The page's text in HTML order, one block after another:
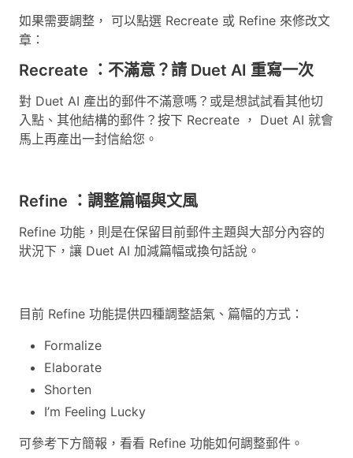
如果需要調整， 可以點選 Recreate 或 Refine 來修改文
章：
Recreate ：不滿意？請 Duet AI 重寫一次
對 Duet AI 產出的郵件不滿意嗎？或是想試試看其他切
入點、其他結構的郵件？按下 Recreate ， Duet AI 就會
馬上再產出一封信給您。
Refine ：調整篇幅與文風
Refine 功能，則是在保留目前郵件主題與大部分內容的
狀況下，讓 Duet AI 加減篇幅或換句話說。
目前 Refine 功能提供四種調整語氣、篇幅的方式：
Formalize
Elaborate
Shorten
I’m Feeling Lucky
可參考下方簡報，看看 Refine 功能如何調整郵件。